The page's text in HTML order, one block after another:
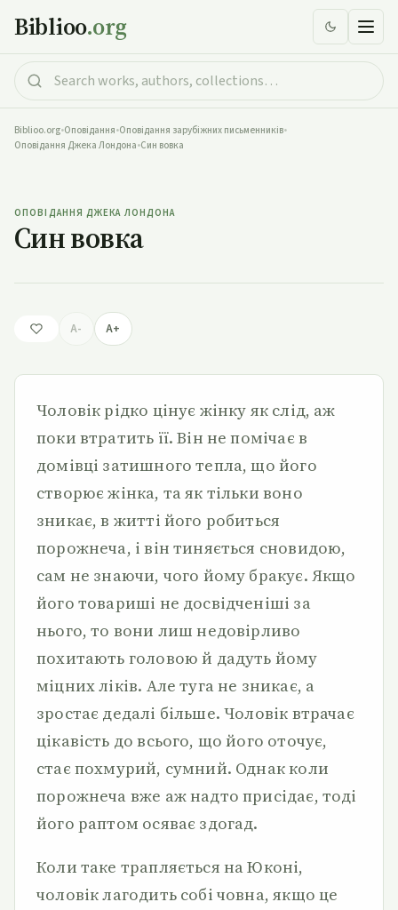
Biblioo.org
Biblioo.org•Оповідання•Оповідання зарубіжних письменників•
Оповідання Джека Лондона•Син вовка
ОПОВІДАННЯ ДЖЕКА ЛОНДОНА
Син вовка
A- A+
Чоловік рідко цінує жінку як слід, аж
поки втратить її. Він не помічає в
домівці затишного тепла, що його
створює жінка, та як тільки воно
зникає, в житті його робиться
порожнеча, і він тиняється сновидою,
сам не знаючи, чого йому бракує. Якщо
його товариші не досвідченіші за
нього, то вони лиш недовірливо
похитають головою й дадуть йому
міцних ліків. Але туга не зникає, а
зростає дедалі більше. Чоловік втрачає
цікавість до всього, що його оточує,
стає похмурий, сумний. Однак коли
порожнеча вже аж надто присідає, тоді
його раптом осяває здогад.
Коли таке трапляється на Юконі,
чоловік лагодить собі човна, якщо це